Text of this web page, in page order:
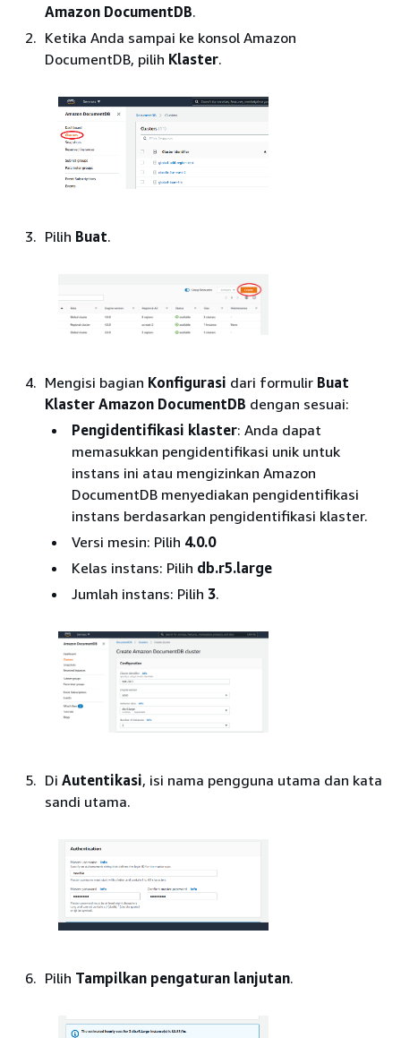
Amazon DocumentDB.
Ketika Anda sampai ke konsol Amazon
DocumentDB, pilih Klaster.
Pilih Buat.
Mengisi bagian Konfigurasi dari formulir Buat
Klaster Amazon DocumentDB dengan sesuai:
Pengidentifikasi klaster: Anda dapat
memasukkan pengidentifikasi unik untuk
instans ini atau mengizinkan Amazon
DocumentDB menyediakan pengidentifikasi
instans berdasarkan pengidentifikasi klaster.
Versi mesin: Pilih 4.0.0
Kelas instans: Pilih db.r5.large
Jumlah instans: Pilih 3.
Di Autentikasi, isi nama pengguna utama dan kata
sandi utama.
Pilih Tampilkan pengaturan lanjutan.